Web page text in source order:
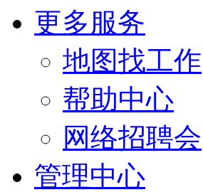
更多服务
地图找工作
帮助中心
网络招聘会
管理中心